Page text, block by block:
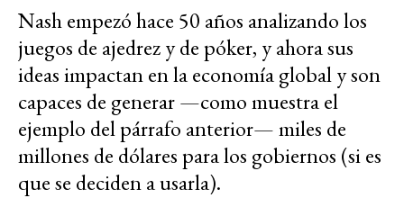
Nash empezó hace 50 años analizando los
juegos de ajedrez y de póker, y ahora sus
ideas impactan en la economía global y son
capaces de generar —como muestra el
ejemplo del párrafo anterior— miles de
millones de dólares para los gobiernos (si es
que se deciden a usarla).